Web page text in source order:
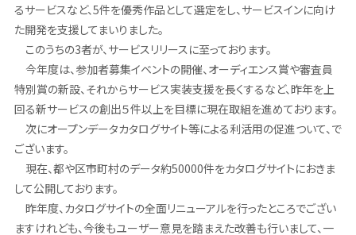
るサービスなど、5件を優秀作品として選定をし、サービスインに向け
た開発を支援してまいりました。
このうちの3者が、サービスリリースに至っております。
今年度は、参加者募集イベントの開催、オーディエンス賞や審査員
特別賞の新設、それからサービス実装支援を長くするなど、昨年を上
回る新サービスの創出５件以上を目標に現在取組を進めております。
次にオープンデータカタログサイト等による利活用の促進ついて、で
ございます。
現在、都や区市町村のデータ約50000件をカタログサイトにおきま
して公開しております。
昨年度、カタログサイトの全面リニューアルを行ったところでござい
ますけれども、今後もユーザー意見を踏まえた改善も行いまして、一